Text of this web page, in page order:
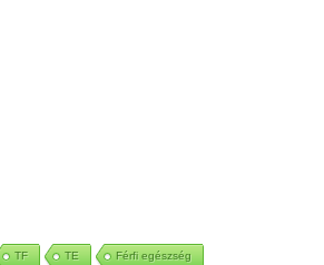
TF TE Férfi egészség